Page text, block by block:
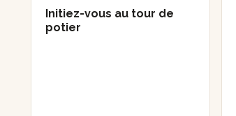
Initiez-vous au tour de
potier